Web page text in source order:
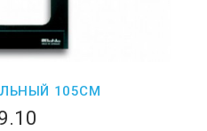
105СМ